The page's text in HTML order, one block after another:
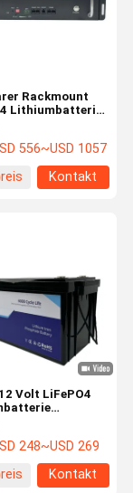
Rackmount
Lithiumbatterie
für eine
556~USD 1057
Kontakt
Volt LiFePO4
248~USD 269
Kontakt